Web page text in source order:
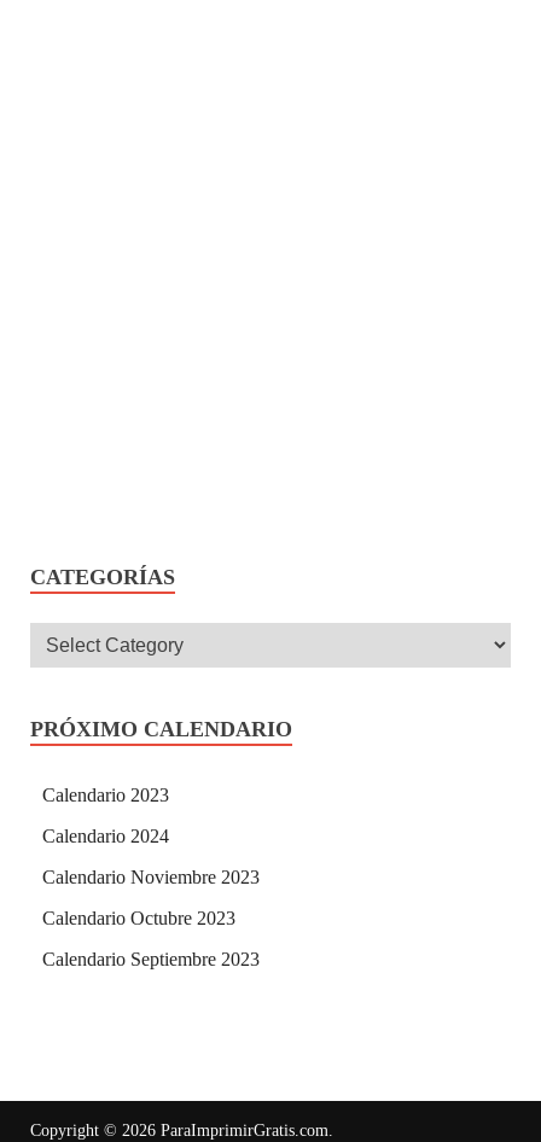
CATEGORÍAS
PRÓXIMO CALENDARIO
Calendario 2023
Calendario 2024
Calendario Noviembre 2023
Calendario Octubre 2023
Calendario Septiembre 2023
Copyright © 2026 ParaImprimirGratis.com.